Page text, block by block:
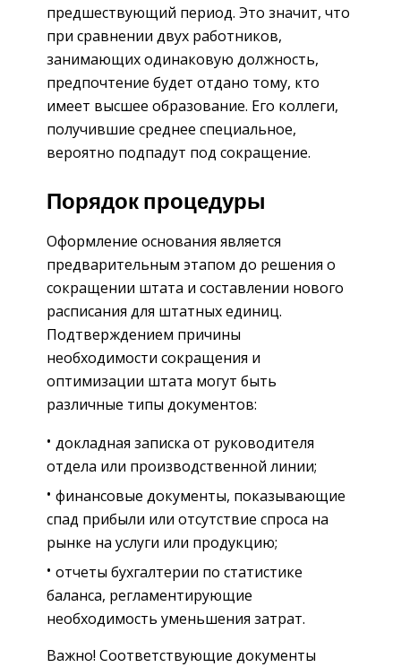
предшествующий период. Это значит, что
при сравнении двух работников,
занимающих одинаковую должность,
предпочтение будет отдано тому, кто
имеет высшее образование. Его коллеги,
получившие среднее специальное,
вероятно подпадут под сокращение.
Порядок процедуры
Оформление основания является
предварительным этапом до решения о
сокращении штата и составлении нового
расписания для штатных единиц.
Подтверждением причины
необходимости сокращения и
оптимизации штата могут быть
различные типы документов:
докладная записка от руководителя
отдела или производственной линии;
финансовые документы, показывающие
спад прибыли или отсутствие спроса на
рынке на услуги или продукцию;
отчеты бухгалтерии по статистике
баланса, регламентирующие
необходимость уменьшения затрат.
Важно! Соответствующие документы